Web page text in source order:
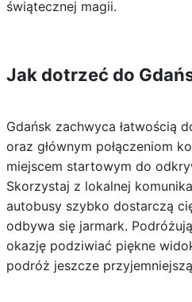
świątecznej magii.
Jak dotrzeć do
Gdańsk zachwyca łatwością
oraz głównym połączeniom
miejscem startowym do
Skorzystaj z lokalnej
autobusy szybko dostarczą
odbywa się jarmark.
okazję podziwiać piękne
podróż jeszcze